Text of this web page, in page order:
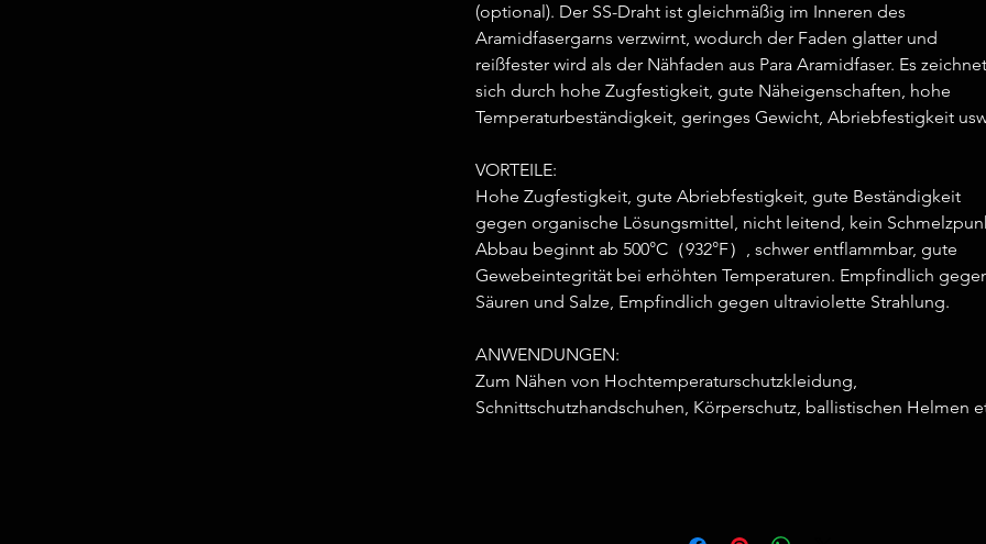
(optional). Der SS-Draht ist gleichmäßig im Inneren des
Aramidfasergarns verzwirnt, wodurch der Faden glatter und
reißfester wird als der Nähfaden aus Para Aramidfaser. Es zeichnet
sich durch hohe Zugfestigkeit, gute Näheigenschaften, hohe
Temperaturbeständigkeit, geringes Gewicht, Abriebfestigkeit
VORTEILE:
Hohe Zugfestigkeit, gute Abriebfestigkeit, gute Beständigkeit
gegen organische Lösungsmittel, nicht leitend, kein
Abbau beginnt ab 500°C（932°F）, schwer entflammbar, gute
Gewebeintegrität bei erhöhten Temperaturen. Empfindlich
Säuren und Salze, Empfindlich gegen ultraviolette Strahlung.
ANWENDUNGEN:
Zum Nähen von Hochtemperaturschutzkleidung,
Schnittschutzhandschuhen, Körperschutz, ballistischen Helmen